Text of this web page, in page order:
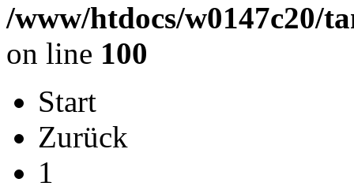
/www/htdocs/w0147c20/
on line 100
Start
Zurück
1